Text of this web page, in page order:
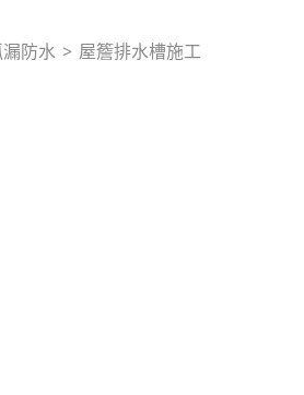
防水 > 屋簷排水槽施工